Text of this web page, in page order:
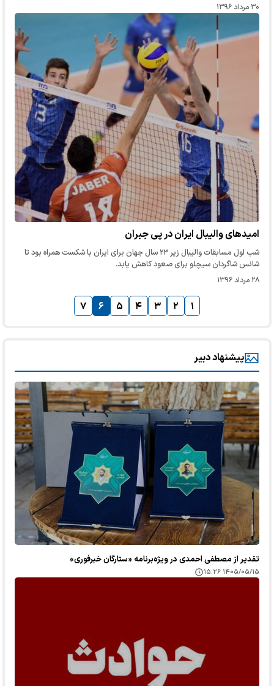
۳۰ مرداد ۱۳۹۶
امیدهای والیبال ایران در پی جبران
شب اول مسابقات والیبال زیر ۲۳ سال جهان برای ایران با شکست همراه بود تا
شانس شاگردان سیچلو برای صعود کاهش یابد.
۲۸ مرداد ۱۳۹۶
۱ ۲ ۳ ۴ ۵ ۶ ۷
پیشنهاد دبیر
تقدیر از مصطفی احمدی در ویژه‌برنامه «ستارگان خبرفوری»
۱۴۰۵/۰۵/۱۵ ۱۵:۲۶